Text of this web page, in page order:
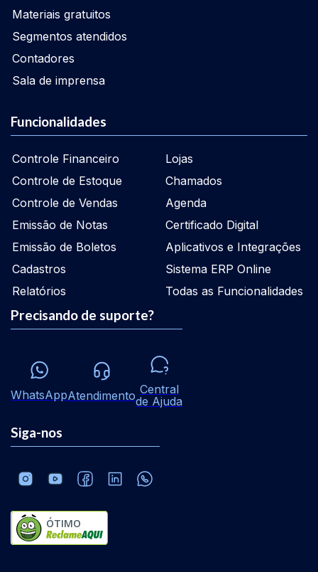
Materiais gratuitos
Segmentos atendidos
Contadores
Sala de imprensa
Funcionalidades
Controle Financeiro
Controle de Estoque
Controle de Vendas
Emissão de Notas
Emissão de Boletos
Cadastros
Relatórios
Lojas
Chamados
Agenda
Certificado Digital
Aplicativos e Integrações
Sistema ERP Online
Todas as Funcionalidades
Precisando de suporte?
WhatsAppAtendimento Central
de Ajuda
Siga-nos
ÓTIMO